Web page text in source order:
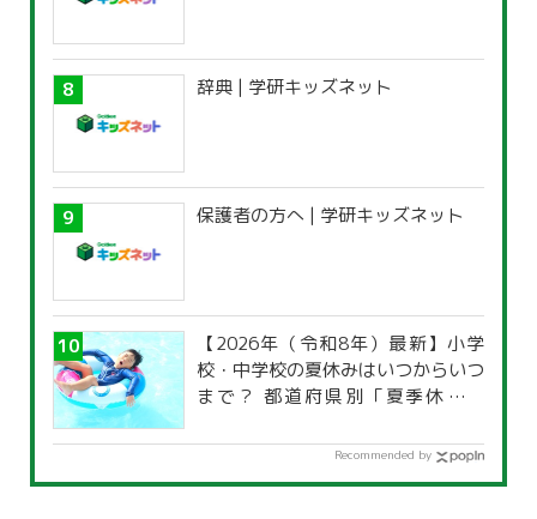
辞典 | 学研キッズネット
保護者の方へ | 学研キッズネット
【2026年（令和8年）最新】小学
校・中学校の夏休みはいつからいつ
まで？ 都道府県別「夏季休暇一
Recommended by